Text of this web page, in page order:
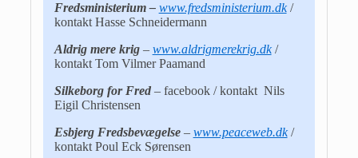
Fredsministerium – www.fredsministerium.dk/
kontakt Hasse Schneidermann
Aldrig mere krig – www.aldrigmerekrig.dk/
kontakt Tom Vilmer Paamand
Silkeborg for Fred– facebook / kontakt Nils
Eigil Christensen
Esbjerg Fredsbevægelse– www.peaceweb.dk/
kontakt Poul Eck Sørensen